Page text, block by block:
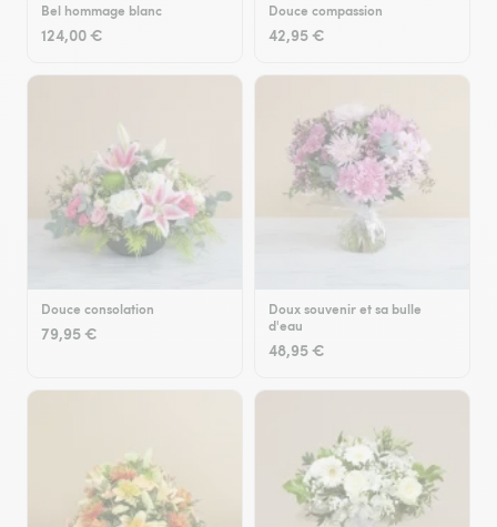
Bel hommage blanc
124,00 €
Douce compassion
42,95 €
Douce consolation
79,95 €
Doux souvenir et sa bulle
d'eau
48,95 €